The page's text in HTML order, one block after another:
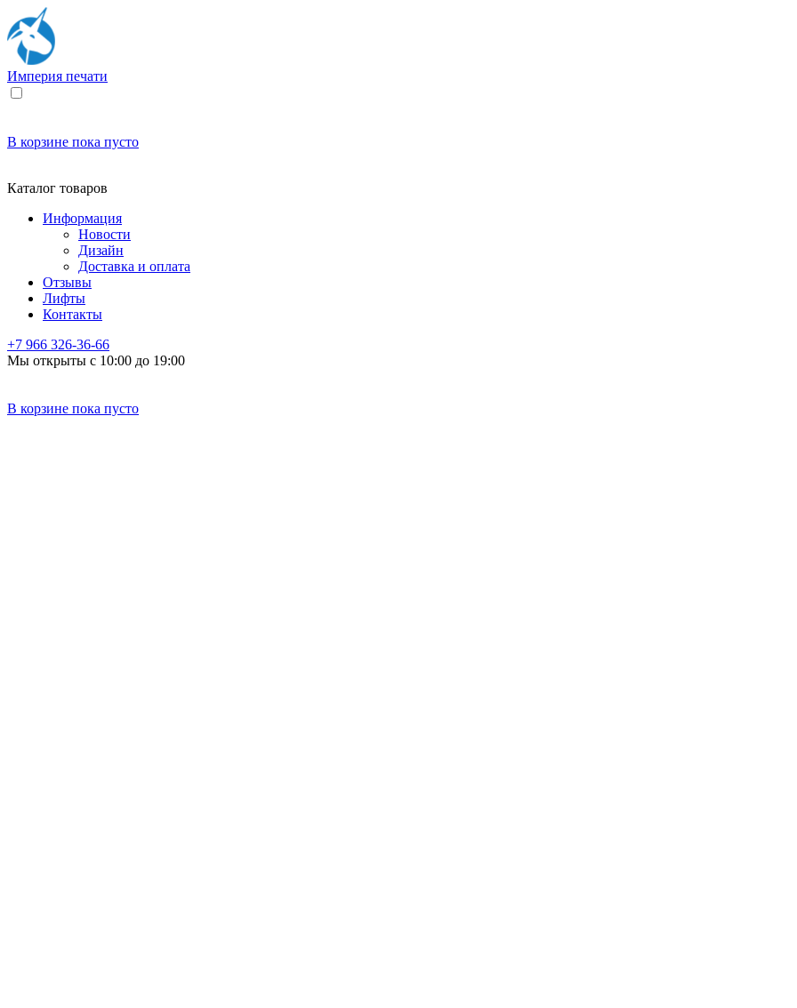
Империя печати
В корзине пока пусто
Каталог товаров
Информация
Новости
Дизайн
Доставка и оплата
Отзывы
Лифты
Контакты
+7 966 326-36-66
Мы открыты с 10:00 до 19:00
В корзине пока пусто